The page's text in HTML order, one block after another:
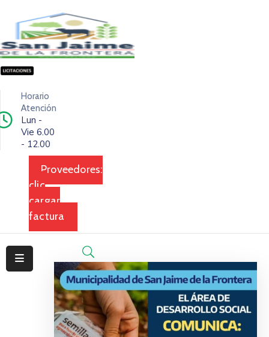
Horario
Atención
Lun -
Vie 6.00
- 12.00
Proveedores:
clic
cargar
factura
Inicio
Ejecutivo
Legislativo
Transparencia
Contacto